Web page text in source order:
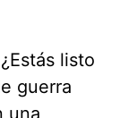
¿Estás listo
guerra